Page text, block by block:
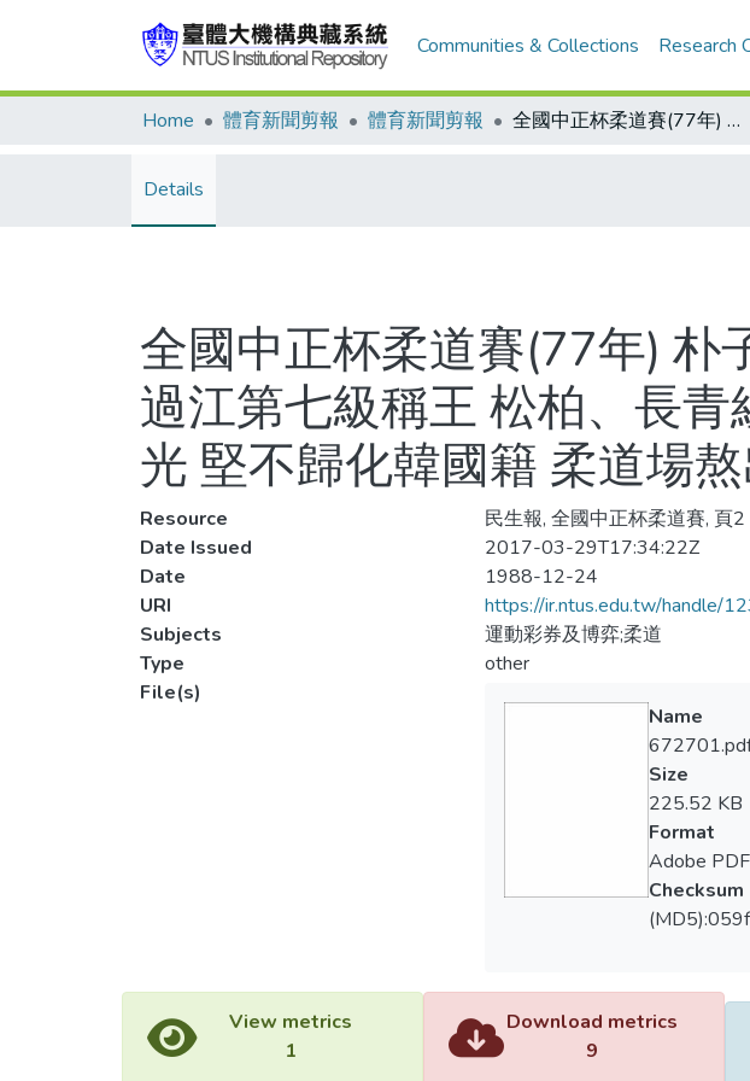
Communities & Collections Research
Home 體育新聞剪報 體育新聞剪報 全國中正杯柔道賽(77年) 朴子兵團抱走16金5銀2銅 程善珉猛龍過江第七級稱王 松柏、長青組今天上場比劃/程善珉一心為國爭光 堅不歸化韓國籍 柔道場熬出頭/金人隨筆 公營競技 運動賭博
Details
全國中正杯柔道賽(77年)
過江第七級稱王 松柏、長
光 堅不歸化韓國籍 柔道場
Resource
民生報, 全國中正杯柔道賽, 頁2
Date Issued
2017-03-29T17:34:22Z
Date
1988-12-24
URI
https://ir.ntus.edu.tw/handle/
Subjects
運動彩券及博弈;柔道
Type
other
File(s)
Name
Size
225.52 KB
Format
Adobe PDF
Checksum
View metrics
1
Download metrics
9